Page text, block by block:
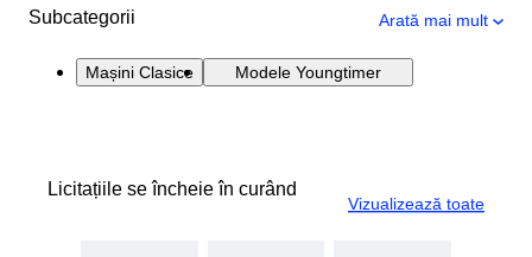
Subcategorii Arată mai mult
Mașini Clasice Modele Youngtimer
Licitațiile se încheie în curând
Vizualizează toate